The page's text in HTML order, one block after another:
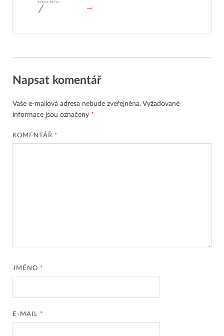
→
Napsat komentář
Vaše e-mailová adresa nebude zveřejněna. Vyžadované
informace jsou označeny *
KOMENTÁŘ *
JMÉNO *
E-MAIL *